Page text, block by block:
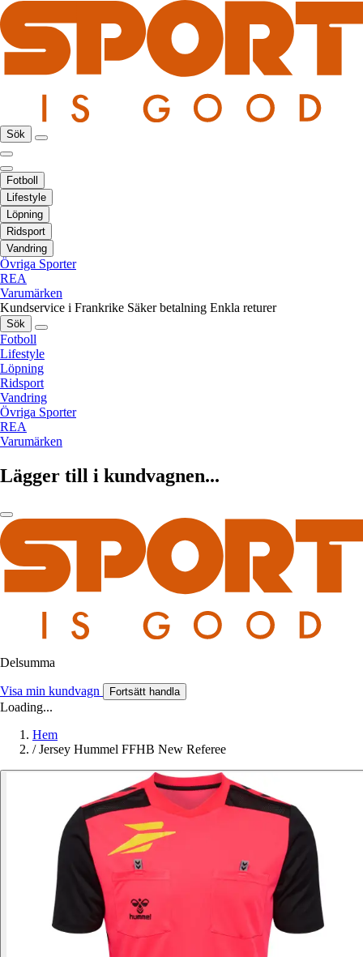
Sök
Fotboll
Lifestyle
Löpning
Ridsport
Vandring
Övriga Sporter
REA
Varumärken
Kundservice i Frankrike Säker betalning Enkla returer
Sök
Fotboll
Lifestyle
Löpning
Ridsport
Vandring
Övriga Sporter
REA
Varumärken
Lägger till i kundvagnen...
Delsumma
Visa min kundvagn Fortsätt handla
Loading...
Hem
/ Jersey Hummel FFHB New Referee